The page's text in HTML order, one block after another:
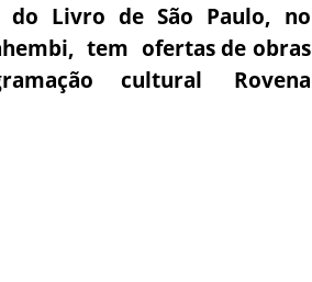
do Livro de São Paulo, no
tem ofertas de obras
cultural
Rovena